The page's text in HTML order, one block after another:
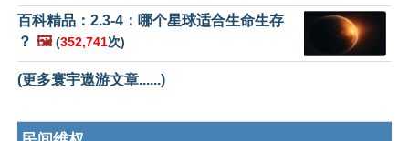
百科精品：2.3-4：哪个星球适合生命生存
？ 🖼️ (352,741次)
(更多寰宇遨游文章......)